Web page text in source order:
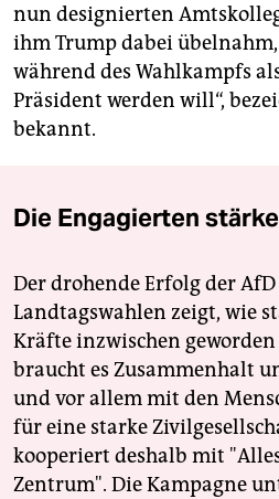
nun designierten
ihm Trump dabei
während des Wahlkampfs
Präsident werden will“,
bekannt.
Die Engagierten
Der drohende Erfolg der
Landtagswahlen zeigt, wie
Kräfte inzwischen
braucht es Zusammenhalt
und vor allem mit den
für eine starke
kooperiert deshalb mit
Zentrum". Die Kampagne